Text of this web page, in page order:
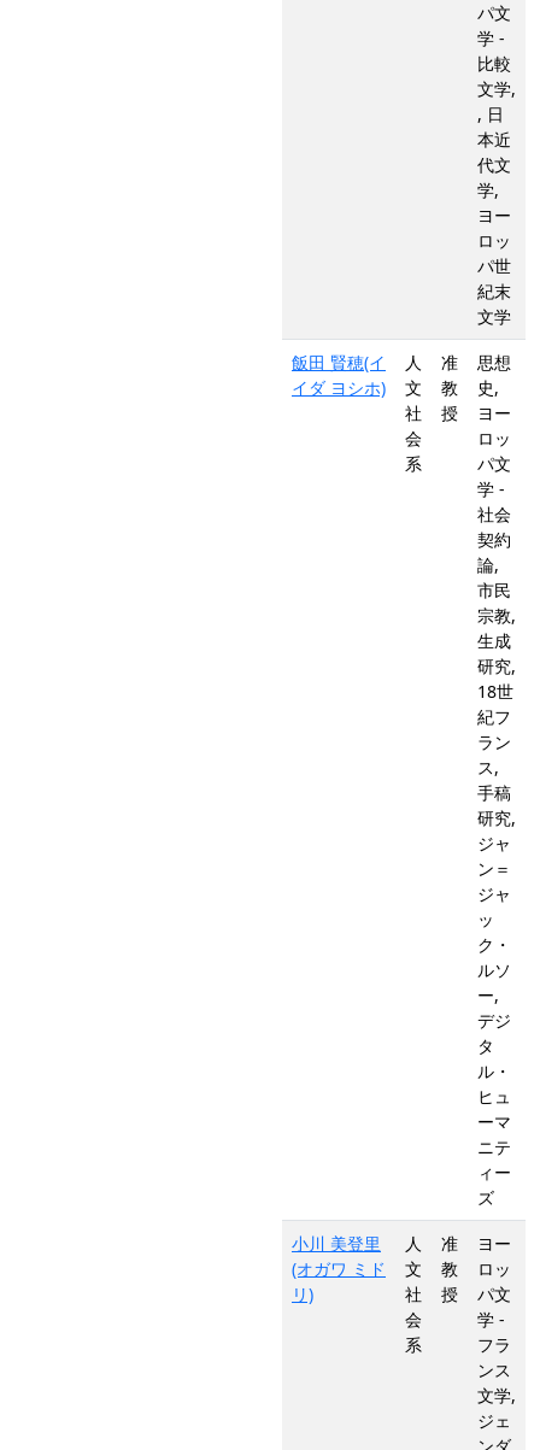
パ文
学 -
比較
文学,
, 日
本近
代文
学,
ヨー
ロッ
パ世
紀末
文学
飯田 賢穂(イ
イダ ヨシホ)
人
文
社
会
系
准
教
授
思想
史,
ヨー
ロッ
パ文
学 -
社会
契約
論,
市民
宗教,
生成
研究,
18世
紀フ
ラン
ス,
手稿
研究,
ジャ
ン＝
ジャ
ッ
ク・
ルソ
ー,
デジ
タ
ル・
ヒュ
ーマ
ニテ
ィー
ズ
小川 美登里
(オガワ ミド
リ)
人
文
社
会
系
准
教
授
ヨー
ロッ
パ文
学 -
フラ
ンス
文学,
ジェ